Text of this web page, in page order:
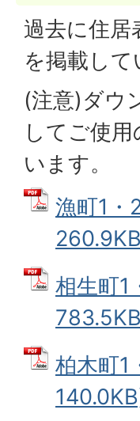
過去に住居
を掲載して
(注意)ダウ
してご使
います。
漁町1・
相生町1
柏木町1